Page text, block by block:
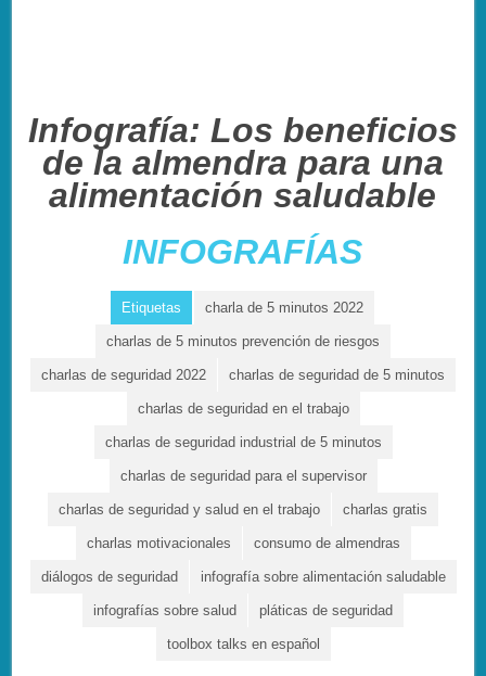
Infografía: Los beneficios
de la almendra para una
alimentación saludable
INFOGRAFÍAS
Etiquetas charla de 5 minutos 2022
charlas de 5 minutos prevención de riesgos
charlas de seguridad 2022 charlas de seguridad de 5 minutos
charlas de seguridad en el trabajo
charlas de seguridad industrial de 5 minutos
charlas de seguridad para el supervisor
charlas de seguridad y salud en el trabajo charlas gratis
charlas motivacionales consumo de almendras
diálogos de seguridad infografía sobre alimentación saludable
infografías sobre salud pláticas de seguridad
toolbox talks en español